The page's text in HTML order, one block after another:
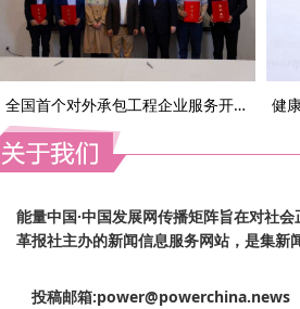
全国首个对外承包工程企业服务开放日活动在上海成功举办
能量中国·中国发展网传播矩阵旨在对社
革报社主办的新闻信息服务网站，是集
投稿邮箱:power@powerchina.news